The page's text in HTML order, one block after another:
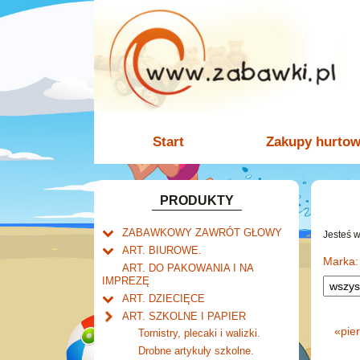
Start Zakupy
PRODUKTY
ZABAWKOWY ZAWRÓT GŁOWY
Welly.
Mały naukowiec.
Zabawki dla chłopców.
cybertransformacja
Akcesoria dla lalek.
ART. BIUROWE.
Kalendarze.
Książkowe
Wieloletnie
Ścienne
Zdzieraki
Dziurkacze i zszywacze.
Klipy i spinacze.
Korektory.
Skoroszyty, teczki i segregatory.
ART. DO PAKOWANIA I NA
IMPREZĘ
ART. DZIECIĘCE
Artykuły drogeryjne.
Produkty dla mamy i
niemowlaka.
ART. SZKOLNE I PAPIER
Tornistry, plecaki i walizki.
Drobne artykuły szkolne.
Jesteś
Marka:
«